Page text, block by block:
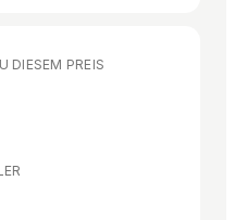
DIESEM PREIS